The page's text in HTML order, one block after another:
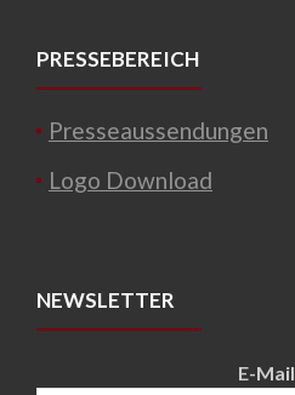
PRESSEBEREICH
Presseaussendungen
Logo Download
NEWSLETTER
E-Mail